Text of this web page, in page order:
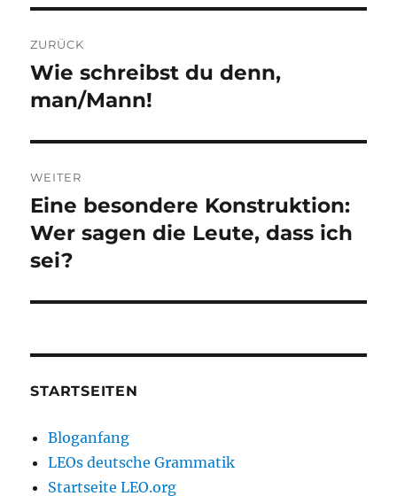
ZURÜCK
Vorheriger
Beitrag:
Wie schreibst du denn,
man/Mann!
WEITER
Nächster
Beitrag:
Eine besondere Konstruktion:
Wer sagen die Leute, dass ich
sei?
STARTSEITEN
Bloganfang
LEOs deutsche Grammatik
Startseite LEO.org